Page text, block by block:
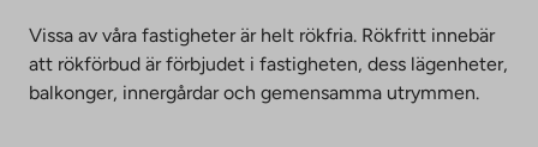
Vissa av våra fastigheter är helt rökfria. Rökfritt innebär
att rökförbud är förbjudet i fastigheten, dess lägenheter,
balkonger, innergårdar och gemensamma utrymmen.